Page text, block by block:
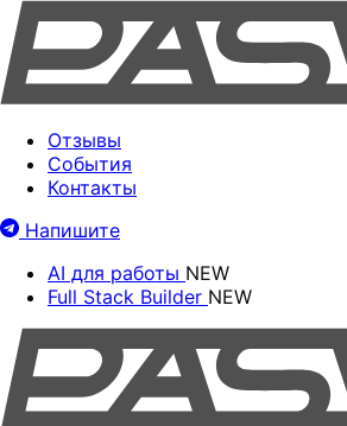
Отзывы
События
Контакты
Напишите
AI для работы NEW
Full Stack Builder NEW